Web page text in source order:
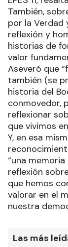
También,
por la Verdad
reflexión y
historias de
valor
Aseveró que
también (se
historia del
conmovedor,
reflexionar
que vivimos
Y, en esa
“una
reflexión
que hemos
valorar en el
nuestra
Las más